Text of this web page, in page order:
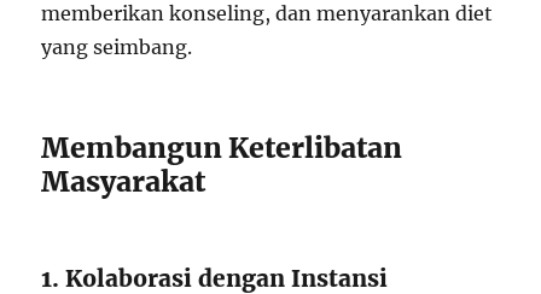
memberikan konseling, dan menyarankan diet
yang seimbang.
Membangun Keterlibatan
Masyarakat
1. Kolaborasi dengan Instansi